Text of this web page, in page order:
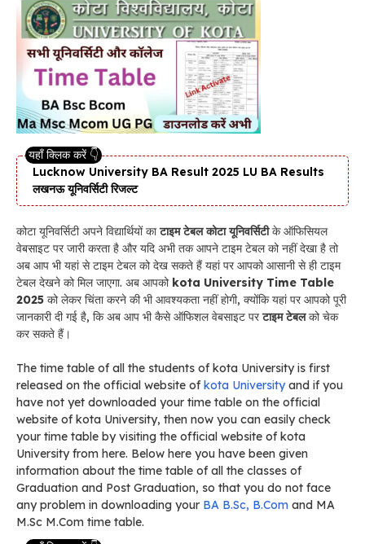
Lucknow University BA Result 2025 LU BA Results
लखनऊ यूनिवर्सिटी रिजल्ट
कोटा यूनिवर्सिटी अपने विद्यार्थियों काटाइम टेबल कोटा यूनिवर्सिटीके ऑफिसियल
वेबसाइट पर जारी करता है और यदि अभी तक आपने टाइम टेबल को नहीं देखा है तो
अब आप भी यहां से टाइम टेबल को देख सकते हैं यहां पर आपको आसानी से ही टाइम
टेबल देखने को मिल जाएगा. अब आपको kota University Time Table
2025 को लेकर चिंता करने की भी आवश्यकता नहीं होगी, क्योंकि यहां पर आपको पूरी
जानकारी दी गई है, कि अब आप भी कैसे ऑफिशल वेबसाइट परटाइम टेबलको चेक
कर सकते हैं।
The time table of all the students of kota University is first
released on the official website ofkota Universityand if you
have not yet downloaded your time table on the official
website of kota University, then now you can easily check
your time table by visiting the official website of kota
University from here. Below here you have been given
information about the time table of all the classes of
Graduation and Post Graduation, so that you do not face
any problem in downloading your BA B.Sc, B.Com and MA
M.Sc M.Com time table.